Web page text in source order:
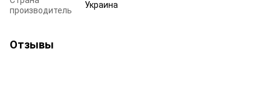
производитель
Украина
Отзывы